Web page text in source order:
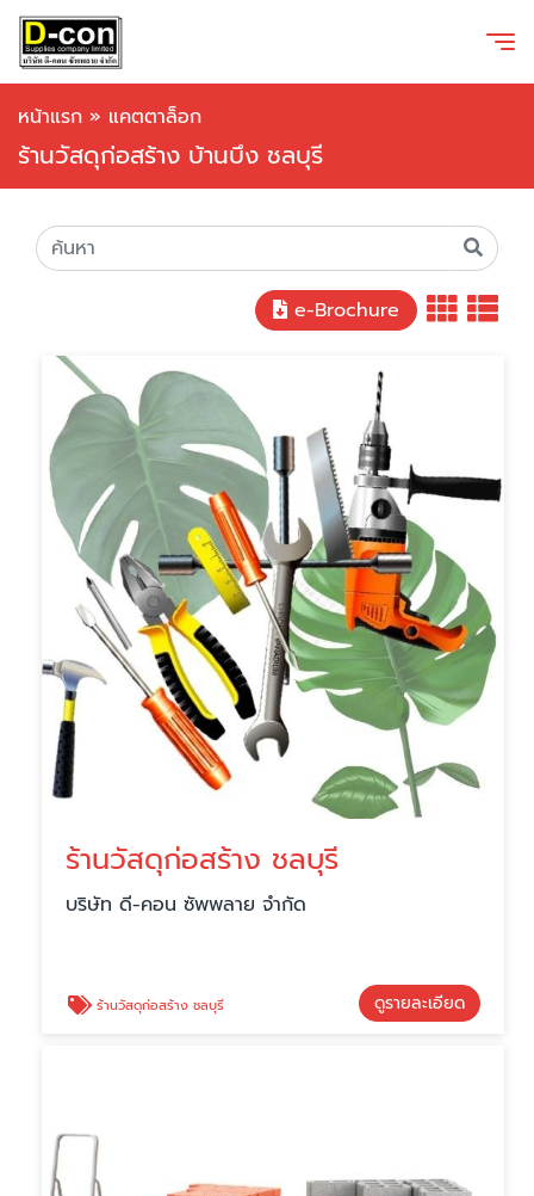
หน้าแรก » แคตตาล็อก
ร้านวัสดุก่อสร้าง บ้านบึง ชลบุรี
e-Brochure
ร้านวัสดุก่อสร้าง ชลบุรี
บริษัท ดี-คอน ซัพพลาย จำกัด
ร้านวัสดุก่อสร้าง ชลบุรี ดูรายละเอียด